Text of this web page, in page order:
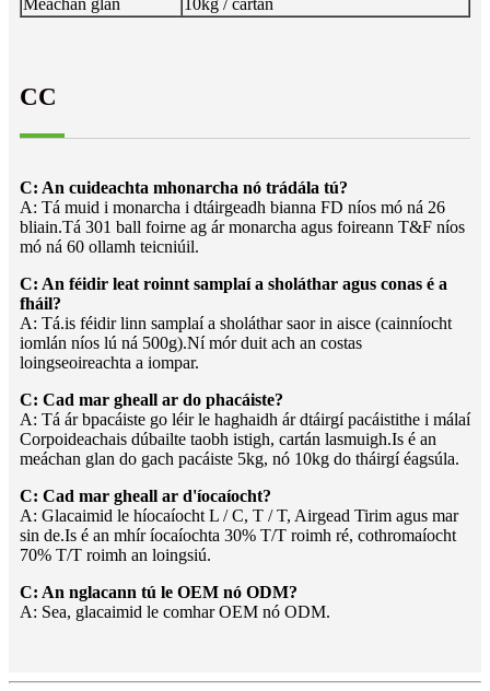
Meáchan glan
10kg / cartán
CC
C: An cuideachta mhonarcha nó trádála tú?
A: Tá muid i monarcha i dtáirgeadh bianna FD níos mó ná 26
bliain.Tá 301 ball foirne ag ár monarcha agus foireann T&F níos
mó ná 60 ollamh teicniúil.
C: An féidir leat roinnt samplaí a sholáthar agus conas é a
fháil?
A: Tá.is féidir linn samplaí a sholáthar saor in aisce (cainníocht
iomlán níos lú ná 500g).Ní mór duit ach an costas
loingseoireachta a iompar.
C: Cad mar gheall ar do phacáiste?
A: Tá ár bpacáiste go léir le haghaidh ár dtáirgí pacáistithe i málaí
Corpoideachais dúbailte taobh istigh, cartán lasmuigh.Is é an
meáchan glan do gach pacáiste 5kg, nó 10kg do tháirgí éagsúla.
C: Cad mar gheall ar d'íocaíocht?
A: Glacaimid le híocaíocht L / C, T / T, Airgead Tirim agus mar
sin de.Is é an mhír íocaíochta 30% T/T roimh ré, cothromaíocht
70% T/T roimh an loingsiú.
C: An nglacann tú le OEM nó ODM?
A: Sea, glacaimid le comhar OEM nó ODM.